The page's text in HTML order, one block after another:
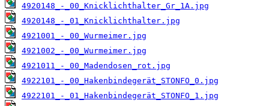
4920148_-_00_Knicklichthalter_Gr_1A.jpg
4920148_-_01_Knicklichthalter.jpg
4921001_-_00_Wurmeimer.jpg
4921002_-_00_Wurmeimer.jpg
4921011_-_00_Madendosen_rot.jpg
4922101_-_00_Hakenbindegerät_STONFO_0.jpg
4922101_-_01_Hakenbindegerät_STONFO_1.jpg